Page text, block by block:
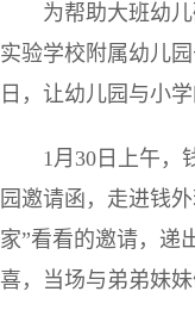
为帮助大班幼
实验学校附属幼儿
日，让幼儿园与小
1月30日上午，
园邀请函，走进钱
家”看看的邀请，递
喜，当场与弟弟妹